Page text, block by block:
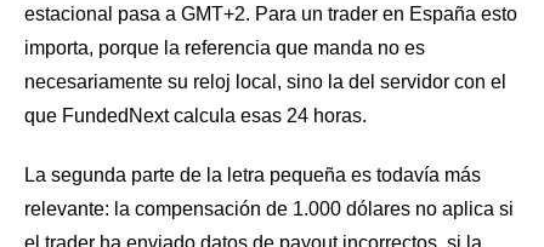
estacional pasa a GMT+2. Para un trader en España esto
importa, porque la referencia que manda no es
necesariamente su reloj local, sino la del servidor con el
que FundedNext calcula esas 24 horas.
La segunda parte de la letra pequeña es todavía más
relevante: la compensación de 1.000 dólares no aplica si